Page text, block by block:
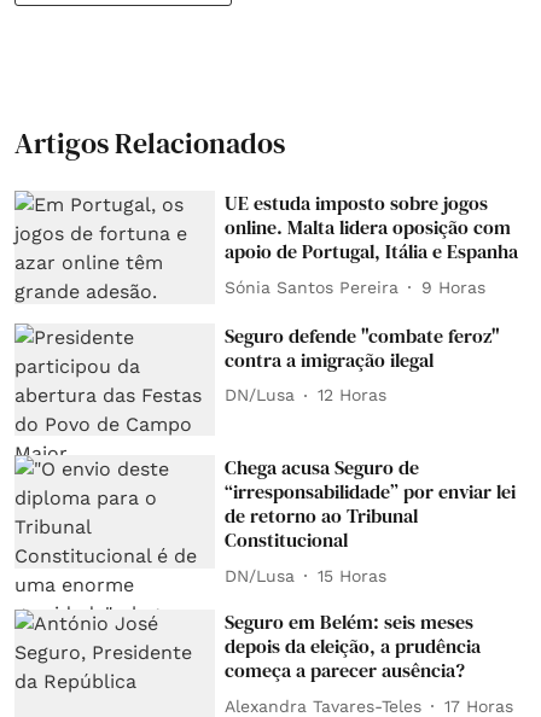
Artigos Relacionados
UE estuda imposto sobre jogos
online. Malta lidera oposição com
apoio de Portugal, Itália e Espanha
Sónia Santos Pereira 9 Horas
Seguro defende "combate feroz"
contra a imigração ilegal
DN/Lusa 12 Horas
Chega acusa Seguro de
“irresponsabilidade” por enviar lei
de retorno ao Tribunal
Constitucional
DN/Lusa 15 Horas
Seguro em Belém: seis meses
depois da eleição, a prudência
começa a parecer ausência?
Alexandra Tavares-Teles 17 Horas